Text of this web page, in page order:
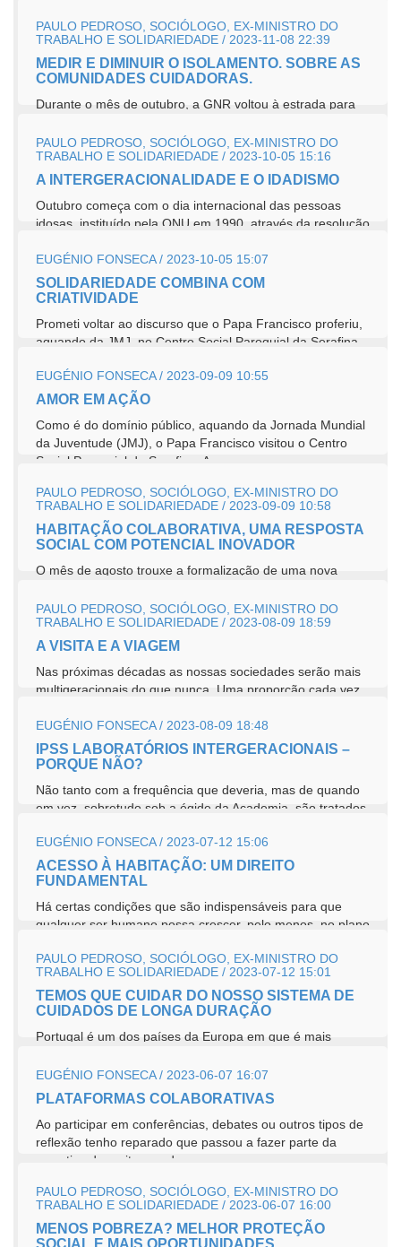
PAULO PEDROSO, SOCIÓLOGO, EX-MINISTRO DO
TRABALHO E SOLIDARIEDADE / 2023-11-08 22:39
MEDIR E DIMINUIR O ISOLAMENTO. SOBRE AS
COMUNIDADES CUIDADORAS.
Durante o mês de outubro, a GNR voltou à estrada para
Este ano sinalizou...
PAULO PEDROSO, SOCIÓLOGO, EX-MINISTRO DO
TRABALHO E SOLIDARIEDADE / 2023-10-05 15:16
A INTERGERACIONALIDADE E O IDADISMO
Outubro começa com o dia internacional das pessoas
idosas, instituído pela ONU em 1990, através da resolução
EUGÉNIO FONSECA / 2023-10-05 15:07
SOLIDARIEDADE COMBINA COM
CRIATIVIDADE
Prometi voltar ao discurso que o Papa Francisco proferiu,
aquando da JMJ, no Centro Social Paroquial da Serafina.
EUGÉNIO FONSECA / 2023-09-09 10:55
AMOR EM AÇÃO
Como é do domínio público, aquando da Jornada Mundial
da Juventude (JMJ), o Papa Francisco visitou o Centro
Social Paroquial da Serafina. A...
PAULO PEDROSO, SOCIÓLOGO, EX-MINISTRO DO
TRABALHO E SOLIDARIEDADE / 2023-09-09 10:58
HABITAÇÃO COLABORATIVA, UMA RESPOSTA
SOCIAL COM POTENCIAL INOVADOR
O mês de agosto trouxe a formalização de uma nova
comunitária[1]....
PAULO PEDROSO, SOCIÓLOGO, EX-MINISTRO DO
TRABALHO E SOLIDARIEDADE / 2023-08-09 18:59
A VISITA E A VIAGEM
Nas próximas décadas as nossas sociedades serão mais
multigeracionais do que nunca. Uma proporção cada vez
EUGÉNIO FONSECA / 2023-08-09 18:48
IPSS LABORATÓRIOS INTERGERACIONAIS –
PORQUE NÃO?
Não tanto com a frequência que deveria, mas de quando
em vez, sobretudo sob a égide da Academia, são tratados
EUGÉNIO FONSECA / 2023-07-12 15:06
ACESSO À HABITAÇÃO: UM DIREITO
FUNDAMENTAL
Há certas condições que são indispensáveis para que
qualquer ser humano possa crescer, pelo menos, no plano
PAULO PEDROSO, SOCIÓLOGO, EX-MINISTRO DO
TRABALHO E SOLIDARIEDADE / 2023-07-12 15:01
TEMOS QUE CUIDAR DO NOSSO SISTEMA DE
CUIDADOS DE LONGA DURAÇÃO
Portugal é um dos países da Europa em que é mais
duração. Apenas na...
EUGÉNIO FONSECA / 2023-06-07 16:07
PLATAFORMAS COLABORATIVAS
Ao participar em conferências, debates ou outros tipos de
reflexão tenho reparado que passou a fazer parte da
narrativa de muitos oradores,...
PAULO PEDROSO, SOCIÓLOGO, EX-MINISTRO DO
TRABALHO E SOLIDARIEDADE / 2023-06-07 16:00
MENOS POBREZA? MELHOR PROTEÇÃO
SOCIAL E MAIS OPORTUNIDADES